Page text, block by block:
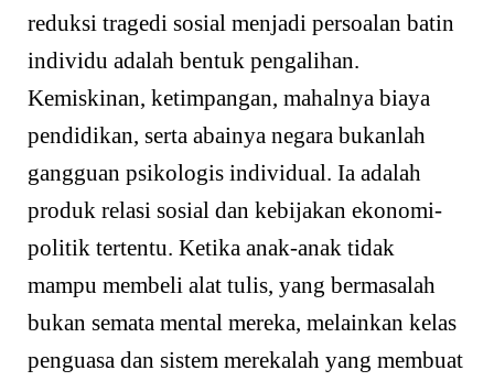
reduksi tragedi sosial menjadi persoalan batin
individu adalah bentuk pengalihan.
Kemiskinan, ketimpangan, mahalnya biaya
pendidikan, serta abainya negara bukanlah
gangguan psikologis individual. Ia adalah
produk relasi sosial dan kebijakan ekonomi-
politik tertentu. Ketika anak-anak tidak
mampu membeli alat tulis, yang bermasalah
bukan semata mental mereka, melainkan kelas
penguasa dan sistem merekalah yang membuat